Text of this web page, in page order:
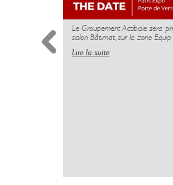
Le Groupement Actibaie sera
salon Bâtimat, sur la zone Equip
Lire la suite